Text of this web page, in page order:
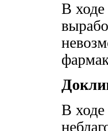
В ходе
В ходе